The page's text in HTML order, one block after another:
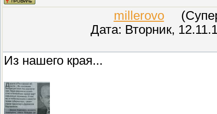
millerovo
Дата: Вторник,
Из нашего края...